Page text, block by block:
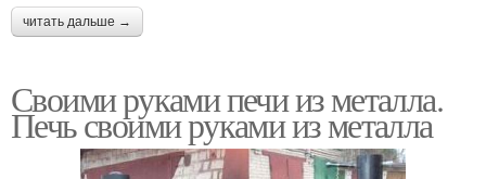
читать дальше →
Своими руками печи из металла.
Печь своими руками из металла